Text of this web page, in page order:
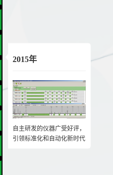
2015年
自主研发的仪器广受好评，
引领标准化和自动化新时代